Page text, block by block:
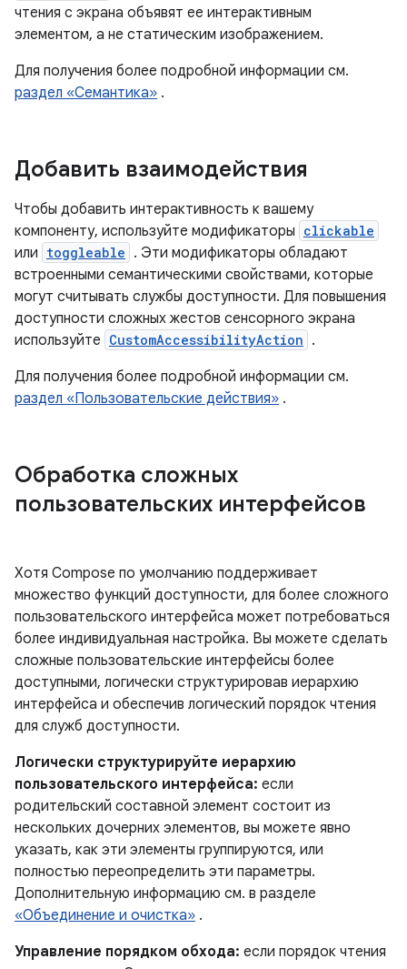
чтения с экрана объявят ее интерактивным
элементом, а не статическим изображением.
Для получения более подробной информации см.
раздел «Семантика» .
Добавить взаимодействия
Чтобы добавить интерактивность к вашему
компоненту, используйте модификаторы clickable
или toggleable . Эти модификаторы обладают
встроенными семантическими свойствами, которые
могут считывать службы доступности. Для повышения
доступности сложных жестов сенсорного экрана
используйте CustomAccessibilityAction .
Для получения более подробной информации см.
раздел «Пользовательские действия» .
Обработка сложных
пользовательских интерфейсов
Хотя Compose по умолчанию поддерживает
множество функций доступности, для более сложного
пользовательского интерфейса может потребоваться
более индивидуальная настройка. Вы можете сделать
сложные пользовательские интерфейсы более
доступными, логически структурировав иерархию
интерфейса и обеспечив логический порядок чтения
для служб доступности.
Логически структурируйте иерархию
пользовательского интерфейса: если
родительский составной элемент состоит из
нескольких дочерних элементов, вы можете явно
указать, как эти элементы группируются, или
полностью переопределить эти параметры.
Дополнительную информацию см. в разделе
«Объединение и очистка» .
Управление порядком обхода: если порядок чтения